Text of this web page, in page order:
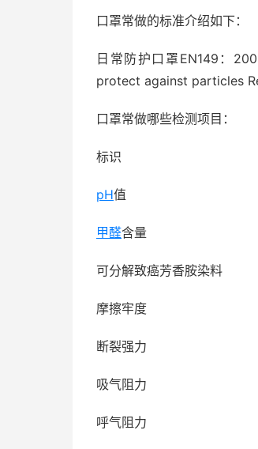
口罩常做的标准介绍如下：
日常防护口罩EN149：
protect against particles
口罩常做哪些检测项目：
标识
pH值
甲醛含量
可分解致癌芳香胺染料
摩擦牢度
断裂强力
吸气阻力
呼气阻力